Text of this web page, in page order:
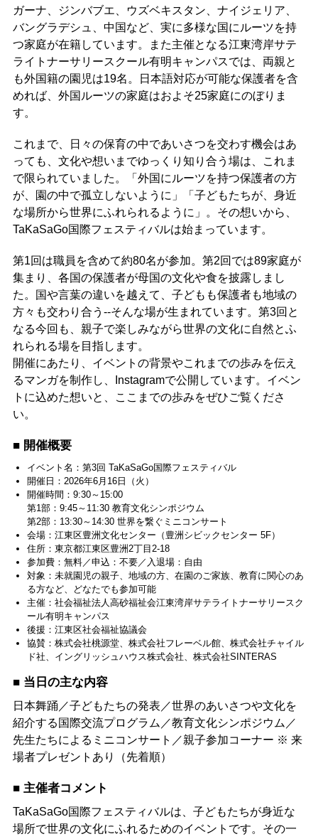
ガーナ、ジンバブエ、ウズベキスタン、ナイジェリア、
バングラデシュ、中国など、実に多様な国にルーツを持
つ家庭が在籍しています。また主催となる江東湾岸サテ
ライトナーサリースクール有明キャンパスでは、両親と
も外国籍の園児は19名。日本語対応が可能な保護者を含
めれば、外国ルーツの家庭はおよそ25家庭にのぼりま
す。
これまで、日々の保育の中であいさつを交わす機会はあ
っても、文化や想いまでゆっくり知り合う場は、これま
で限られていました。「外国にルーツを持つ保護者の方
が、園の中で孤立しないように」「子どもたちが、身近
な場所から世界にふれられるように」。その想いから、
TaKaSaGo国際フェスティバルは始まっています。
第1回は職員を含めて約80名が参加。第2回では89家庭が
集まり、各国の保護者が母国の文化や食を披露しまし
た。国や言葉の違いを越えて、子どもも保護者も地域の
方々も交わり合う--そんな場が生まれています。第3回と
なる今回も、親子で楽しみながら世界の文化に自然とふ
れられる場を目指します。
開催にあたり、イベントの背景やこれまでの歩みを伝え
るマンガを制作し、Instagramで公開しています。イベン
トに込めた想いと、ここまでの歩みをぜひご覧くださ
い。
■ 開催概要
イベント名：第3回 TaKaSaGo国際フェスティバル
開催日：2026年6月16日（火）
開催時間：9:30～15:00
第1部：9:45～11:30 教育文化シンポジウム
第2部：13:30～14:30 世界を繋ぐミニコンサート
会場：江東区豊洲文化センター（豊洲シビックセンター 5F）
住所：東京都江東区豊洲2丁目2-18
参加費：無料／申込：不要／入退場：自由
対象：未就園児の親子、地域の方、在園のご家族、教育に関心のあ
る方など、どなたでも参加可能
主催：社会福祉法人高砂福祉会江東湾岸サテライトナーサリースク
ール有明キャンパス
後援：江東区社会福祉協議会
協賛：株式会社桃源堂、株式会社フレーベル館、株式会社チャイル
ド社、イングリッシュハウス株式会社、株式会社SINTERAS
■ 当日の主な内容
日本舞踊／子どもたちの発表／世界のあいさつや文化を
紹介する国際交流プログラム／教育文化シンポジウム／
先生たちによるミニコンサート／親子参加コーナー ※ 来
場者プレゼントあり（先着順）
■ 主催者コメント
TaKaSaGo国際フェスティバルは、子どもたちが身近な
場所で世界の文化にふれるためのイベントです。その一